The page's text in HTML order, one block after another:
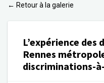
← Retour à la galerie
L’expérience
Rennes
discriminations-